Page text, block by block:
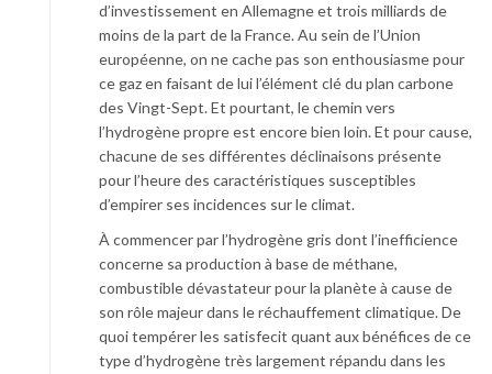
d’investissement en Allemagne et trois milliards de
moins de la part de la France. Au sein de l’Union
européenne, on ne cache pas son enthousiasme pour
ce gaz en faisant de lui l’élément clé du plan carbone
des Vingt-Sept. Et pourtant, le chemin vers
l’hydrogène propre est encore bien loin. Et pour cause,
chacune de ses différentes déclinaisons présente
pour l’heure des caractéristiques susceptibles
d’empirer ses incidences sur le climat.
À commencer par l’hydrogène gris dont l’inefficience
concerne sa production à base de méthane,
combustible dévastateur pour la planète à cause de
son rôle majeur dans le réchauffement climatique. De
quoi tempérer les satisfecit quant aux bénéfices de ce
type d’hydrogène très largement répandu dans les